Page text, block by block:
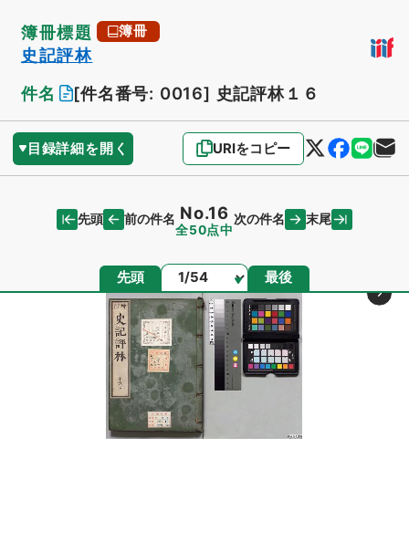
簿冊標題 簿冊
史記評林
件名
[件名番号: 0016] 史記評林１６
目録詳細を開く URIをコピー
先頭 前の件名 No.16
全50点中
次の件名 末尾
先頭 ページ 最後